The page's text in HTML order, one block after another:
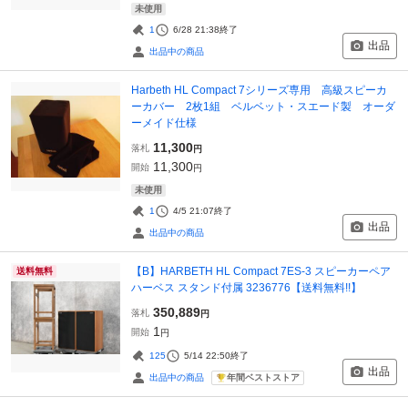
未使用
1 6/28 21:38終了
出品中の商品 出品
Harbeth HL Compact 7シリーズ専用 高級スピーカ
ーカバー 2枚1組 ベルベット・スエード製 オーダ
ーメイド仕様
落札 11,300円
開始 11,300円
未使用
1 4/5 21:07終了
出品中の商品 出品
送料無料
【B】HARBETH HL Compact 7ES-3 スピーカーペア
ハーベス スタンド付属 3236776【送料無料!!】
落札 350,889円
開始 1 円
125 5/14 22:50終了
出品中の商品 年間ベストストア 出品